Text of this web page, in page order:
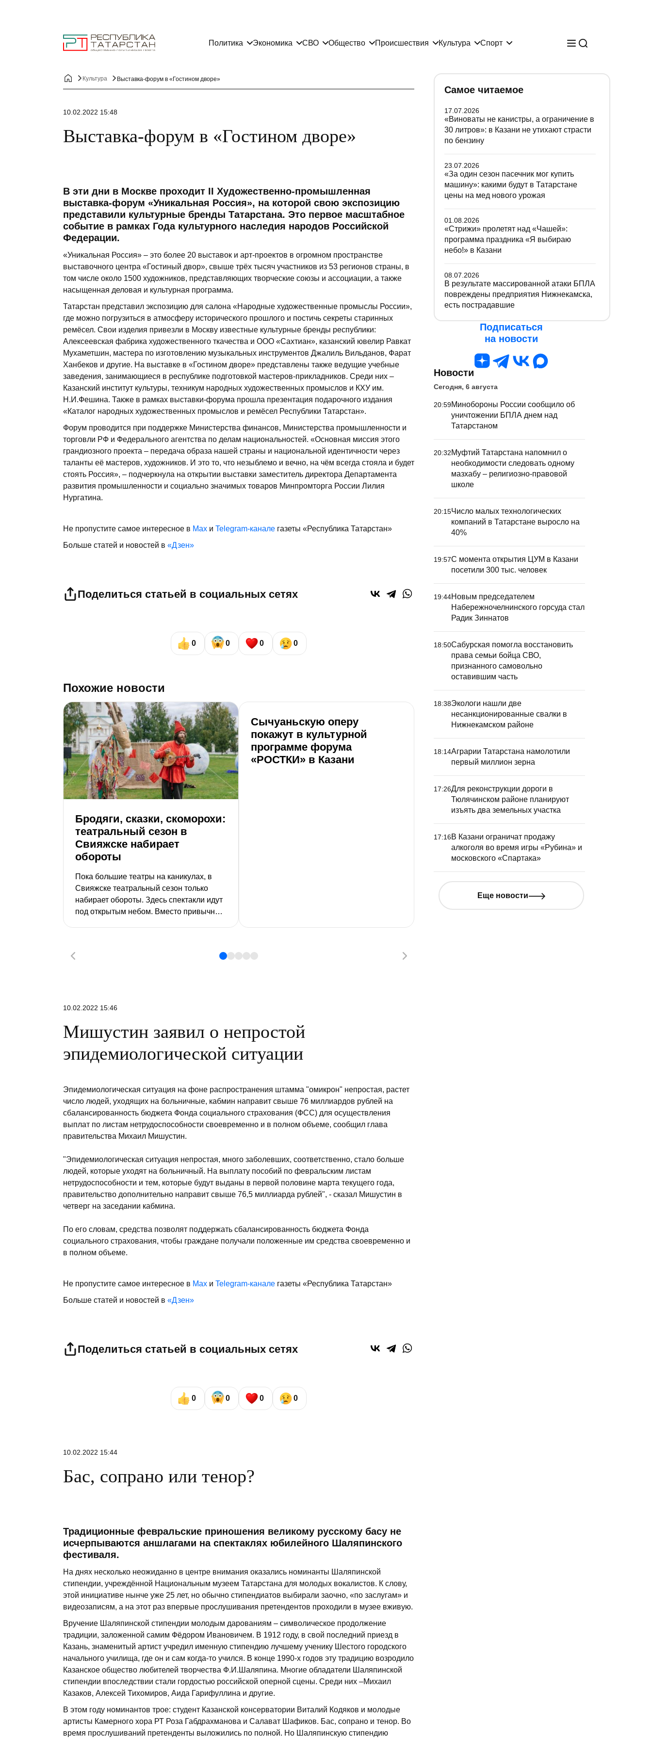
Политика Экономика СВО Общество Происшествия Культура Спорт
Культура Выставка-форум в «Гостином дворе»
10.02.2022 15:48
Выставка-форум в «Гостином дворе»
В эти дни в Москве проходит II Художественно-промышленная
выставка-форум «Уникальная Россия», на которой свою экспозицию
представили культурные бренды Татарстана. Это первое масштабное
событие в рамках Года культурного наследия народов Российской
Федерации.
«Уникальная Россия» – это более 20 выставок и арт-проектов в огромном пространстве
выставочного центра «Гостиный двор», свыше трёх тысяч участников из 53 регионов страны, в
том числе около 1500 художников, представляющих творческие союзы и ассоциации, а также
насыщенная деловая и культурная программа.
Татарстан представил экспозицию для салона «Народные художественные промыслы России»,
где можно погрузиться в атмосферу исторического прошлого и постичь секреты старинных
ремёсел. Свои изделия привезли в Москву известные культурные бренды республики:
Алексеевская фабрика художественного ткачества и ООО «Сахтиан», казанский ювелир Равкат
Мухаметшин, мастера по изготовлению музыкальных инструментов Джалиль Вильданов, Фарат
Ханбеков и другие. На выставке в «Гостином дворе» представлены также ведущие учебные
заведения, занимающиеся в республике подготовкой мастеров-прикладников. Среди них –
Казанский институт культуры, техникум народных художественных промыслов и КХУ им.
Н.И.Фешина. Также в рамках выставки-форума прошла презентация подарочного издания
«Каталог народных художественных промыслов и ремёсел Республики Татарстан».
Форум проводится при поддержке Министерства финансов, Министерства промышленности и
торговли РФ и Федерального агентства по делам национальностей. «Основная миссия этого
грандиозного проекта – передача образа нашей страны и национальной идентичности через
таланты её мастеров, художников. И это то, что незыблемо и вечно, на чём всегда стояла и будет
стоять Россия», – подчеркнула на открытии выставки заместитель директора Департамента
развития промышленности и социально значимых товаров Минпромторга России Лилия
Нургатина.
Не пропустите самое интересное в Max и Telegram-канале газеты «Республика Татарстан»
Больше статей и новостей в «Дзен»
Поделиться статьей в социальных сетях
0 0 0 0
Похожие новости
Бродяги, сказки, скоморохи:
театральный сезон в
Свияжске набирает
обороты
Пока большие театры на каникулах, в
Свияжске театральный сезон только
набирает обороты. Здесь спектакли идут
под открытым небом. Вместо привычных
Сычуаньскую оперу
покажут в культурной
программе форума
«РОСТКИ» в Казани
Татарстане сняли фильм-
притчу
В республике снова снимают игровое
монтаж картины, остается лишь гадать,
станет ли «Цветок папоротника»
режиссера Салавата Юзеева
10.02.2022 15:46
Мишустин заявил о непростой
эпидемиологической ситуации
Эпидемиологическая ситуация на фоне распространения штамма "омикрон" непростая, растет
число людей, уходящих на больничные, кабмин направит свыше 76 миллиардов рублей на
сбалансированность бюджета Фонда социального страхования (ФСС) для осуществления
выплат по листам нетрудоспособности своевременно и в полном объеме, сообщил глава
правительства Михаил Мишустин.
"Эпидемиологическая ситуация непростая, много заболевших, соответственно, стало больше
людей, которые уходят на больничный. На выплату пособий по февральским листам
нетрудоспособности и тем, которые будут выданы в первой половине марта текущего года,
правительство дополнительно направит свыше 76,5 миллиарда рублей", - сказал Мишустин в
четверг на заседании кабмина.
По его словам, средства позволят поддержать сбалансированность бюджета Фонда
социального страхования, чтобы граждане получали положенные им средства своевременно и
в полном объеме.
Не пропустите самое интересное в Max и Telegram-канале газеты «Республика Татарстан»
Больше статей и новостей в «Дзен»
Поделиться статьей в социальных сетях
0 0 0 0
10.02.2022 15:44
Бас, сопрано или тенор?
Традиционные февральские приношения великому русскому басу не
исчерпываются аншлагами на спектаклях юбилейного Шаляпинского
фестиваля.
На днях несколько неожиданно в центре внимания оказались номинанты Шаляпинской
стипендии, учреждённой Национальным музеем Татарстана для молодых вокалистов. К слову,
этой инициативе нынче уже 25 лет, но обычно стипендиатов выбирали заочно, «по заслугам» и
видеозаписям, а на этот раз впервые прослушивания претендентов проходили в музее вживую.
Вручение Шаляпинской стипендии молодым дарованиям – символическое продолжение
традиции, заложенной самим Фёдором Ивановичем. В 1912 году, в свой последний приезд в
Казань, знаменитый артист учредил именную стипендию лучшему ученику Шестого городского
начального училища, где он и сам когда-то учился. В конце 1990-х годов эту традицию возродило
Казанское общество любителей творчества Ф.И.Шаляпина. Многие обладатели Шаляпинской
стипендии впоследствии стали гордостью российской оперной сцены. Среди них –Михаил
Казаков, Алексей Тихомиров, Аида Гарифуллина и другие.
В этом году номинантов трое: студент Казанской консерватории Виталий Кодяков и молодые
артисты Камерного хора РТ Роза Габдрахманова и Салават Шафиков. Бас, сопрано и тенор. Во
время прослушиваний претенденты выложились по полной. Но Шаляпинскую стипендию
Самое читаемое
17.07.2026
«Виноваты не канистры, а ограничение в
30 литров»: в Казани не утихают страсти
по бензину
23.07.2026
«За один сезон пасечник мог купить
машину»: какими будут в Татарстане
цены на мед нового урожая
01.08.2026
«Стрижи» пролетят над «Чашей»:
программа праздника «Я выбираю
небо!» в Казани
08.07.2026
В результате массированной атаки БПЛА
повреждены предприятия Нижнекамска,
есть пострадавшие
Подписаться
на новости
Новости
Сегодня, 6 августа
20:59Минобороны России сообщило об
уничтожении БПЛА днем над
Татарстаном
20:32Муфтий Татарстана напомнил о
необходимости следовать одному
мазхабу – религиозно-правовой
школе
20:15Число малых технологических
компаний в Татарстане выросло на
40%
19:57С момента открытия ЦУМ в Казани
посетили 300 тыс. человек
19:44Новым председателем
Набережночелнинского горсуда стал
Радик Зиннатов
18:50Сабурская помогла восстановить
права семьи бойца СВО,
признанного самовольно
оставившим часть
18:38Экологи нашли две
несанкционированные свалки в
Нижнекамском районе
18:14Аграрии Татарстана намолотили
первый миллион зерна
17:26Для реконструкции дороги в
Тюлячинском районе планируют
изъять два земельных участка
17:16В Казани ограничат продажу
алкоголя во время игры «Рубина» и
московского «Спартака»
Еще новости